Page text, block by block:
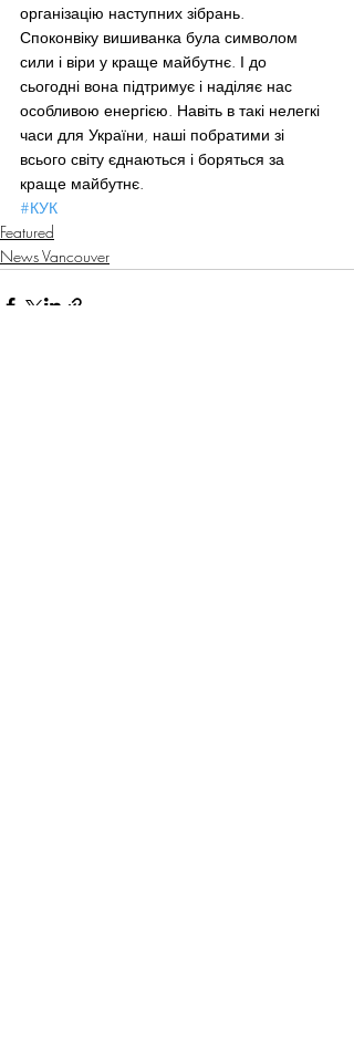
організацію наступних зібрань.
Споконвіку вишиванка була символом
сили і віри у краще майбутнє. І до
сьогодні вона підтримує і наділяє нас
особливою енергією. Навіть в такі нелегкі
часи для України, наші побратими зі
всього світу єднаються і боряться за
краще майбутнє.
#КУК
Featured
News Vancouver